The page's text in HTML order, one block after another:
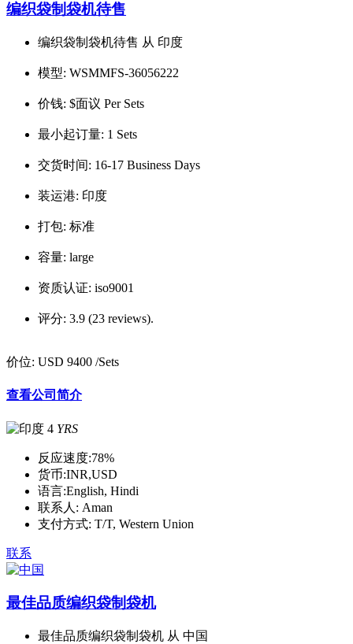
编织袋制袋机待售
编织袋制袋机待售 从 印度
模型: WSMMFS-36056222
价钱: $面议 Per Sets
最小起订量: 1 Sets
交货时间: 16-17 Business Days
装运港: 印度
打包: 标准
容量: large
资质认证: iso9001
评分: 3.9 (23 reviews).
价位: USD 9400 /Sets
查看公司简介
4 YRS
反应速度:78%
货币:INR,USD
语言:English, Hindi
联系人: Aman
支付方式: T/T, Western Union
联系
最佳品质编织袋制袋机
最佳品质编织袋制袋机 从 中国